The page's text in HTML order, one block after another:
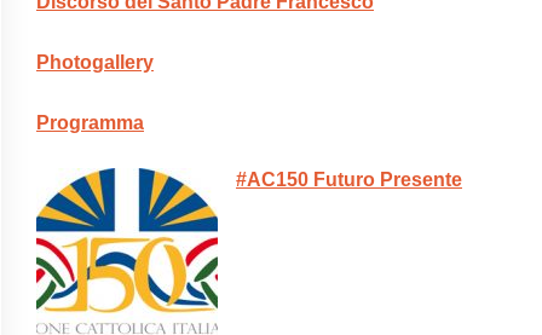
Photogallery
Programma
#AC150 Futuro Presente